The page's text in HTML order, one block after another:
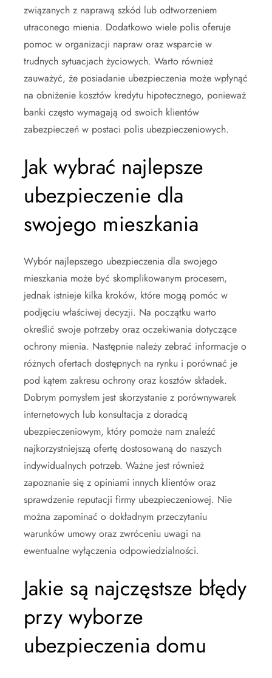
związanych z naprawą szkód lub odtworzeniem
utraconego mienia. Dodatkowo wiele polis oferuje
pomoc w organizacji napraw oraz wsparcie w
trudnych sytuacjach życiowych. Warto również
zauważyć, że posiadanie ubezpieczenia może wpłynąć
na obniżenie kosztów kredytu hipotecznego, ponieważ
banki często wymagają od swoich klientów
zabezpieczeń w postaci polis ubezpieczeniowych.
Jak wybrać najlepsze
ubezpieczenie dla
swojego mieszkania
Wybór najlepszego ubezpieczenia dla swojego
mieszkania może być skomplikowanym procesem,
jednak istnieje kilka kroków, które mogą pomóc w
podjęciu właściwej decyzji. Na początku warto
określić swoje potrzeby oraz oczekiwania dotyczące
ochrony mienia. Następnie należy zebrać informacje o
różnych ofertach dostępnych na rynku i porównać je
pod kątem zakresu ochrony oraz kosztów składek.
Dobrym pomysłem jest skorzystanie z porównywarek
internetowych lub konsultacja z doradcą
ubezpieczeniowym, który pomoże nam znaleźć
najkorzystniejszą ofertę dostosowaną do naszych
indywidualnych potrzeb. Ważne jest również
zapoznanie się z opiniami innych klientów oraz
sprawdzenie reputacji firmy ubezpieczeniowej. Nie
można zapominać o dokładnym przeczytaniu
warunków umowy oraz zwróceniu uwagi na
ewentualne wyłączenia odpowiedzialności.
Jakie są najczęstsze błędy
przy wyborze
ubezpieczenia domu